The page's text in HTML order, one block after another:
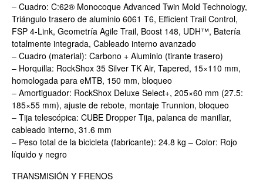
– Cuadro: C:62® Monocoque Advanced Twin Mold Technology,
Triángulo trasero de aluminio 6061 T6, Efficient Trail Control,
FSP 4-Link, Geometría Agile Trail, Boost 148, UDH™, Batería
totalmente integrada, Cableado interno avanzado
– Cuadro (material): Carbono + Aluminio (tirante trasero)
– Horquilla: RockShox 35 Silver TK Air, Tapered, 15×110 mm,
homologada para eMTB, 150 mm, bloqueo
– Amortiguador: RockShox Deluxe Select+, 205×60 mm (27.5:
185×55 mm), ajuste de rebote, montaje Trunnion, bloqueo
– Tija telescópica: CUBE Dropper Tija, palanca de manillar,
cableado interno, 31.6 mm
– Peso total de la bicicleta (fabricante): 24.8 kg – Color: Rojo
líquido y negro
TRANSMISIÓN Y FRENOS